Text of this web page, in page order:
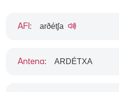
AFI : arðétʃa
Antena: ARDÉTXA